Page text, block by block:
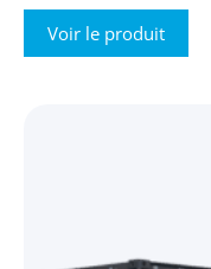
Voir le produit